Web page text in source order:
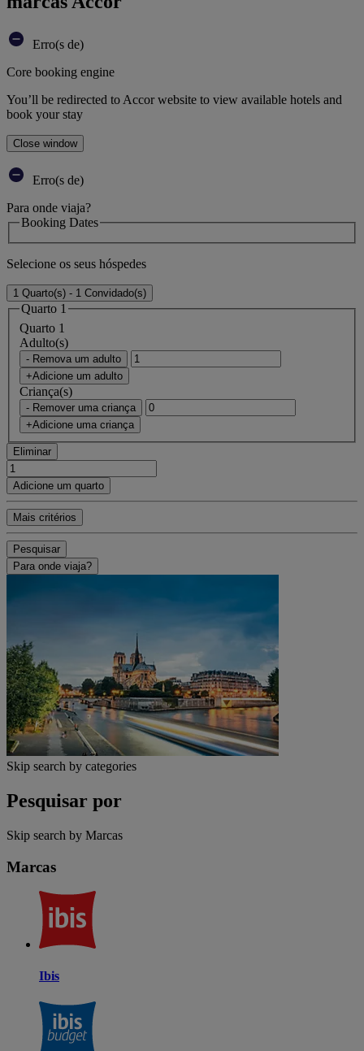
Erro(s de)
Core booking engine
You’ll be redirected to Accor website to view available hotels and
book your stay
Close window
Erro(s de)
Para onde viaja?
Booking Dates
Selecione os seus hóspedes
1 Quarto(s) - 1 Convidado(s)
Quarto 1
Quarto 1
Adulto(s)
- Remova um adulto
+Adicione um adulto
Criança(s)
- Remover uma criança
+Adicione uma criança
Eliminar
Adicione um quarto
Mais critérios
Pesquisar
Para onde viaja?
Skip search by categories
Pesquisar por
Skip search by Marcas
Marcas
Ibis